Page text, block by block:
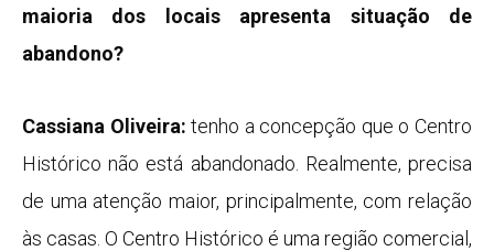
maioria dos locais apresenta situação de
abandono?
Cassiana Oliveira: tenho a concepção que o Centro
Histórico não está abandonado. Realmente, precisa
de uma atenção maior, principalmente, com relação
às casas. O Centro Histórico é uma região comercial,